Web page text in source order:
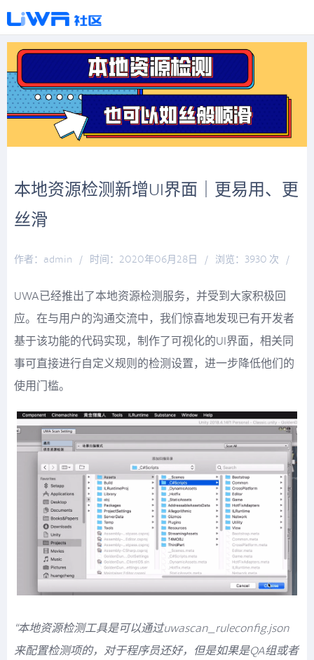
本地资源检测新增UI界面｜更易用、更
丝滑
作者：admin / 时间：2020年06月28日 / 浏览：3930 次
/
UWA已经推出了本地资源检测服务，并受到大家积极回
应。在与用户的沟通交流中，我们惊喜地发现已有开发者
基于该功能的代码实现，制作了可视化的UI界面，相关同
事可直接进行自定义规则的检测设置，进一步降低他们的
使用门槛。
“本地资源检测工具是可以通过uwascan_ruleconfig.json
来配置检测项的，对于程序员还好，但是如果是QA组或者